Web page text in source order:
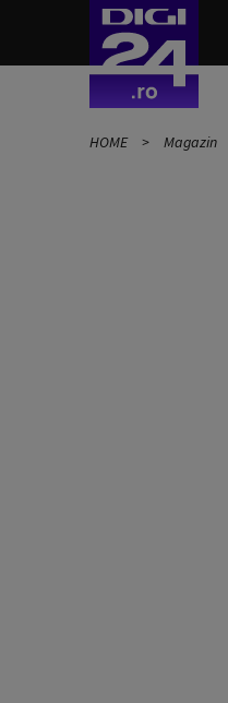
HOME Magazin